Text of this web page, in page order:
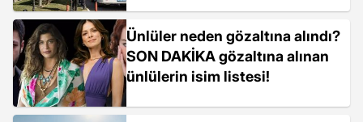
Ünlüler neden gözaltına alındı?
SON DAKİKA gözaltına alınan
ünlülerin isim listesi!